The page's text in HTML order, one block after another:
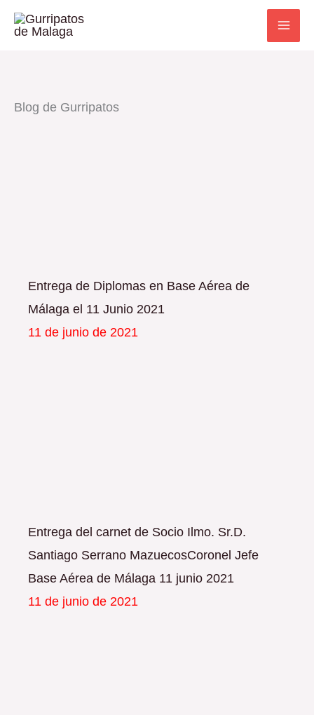
Blog de Gurripatos
Entrega de Diplomas en Base Aérea de
Málaga el 11 Junio 2021
11 de junio de 2021
Entrega del carnet de Socio Ilmo. Sr.D.
Santiago Serrano MazuecosCoronel Jefe
Base Aérea de Málaga 11 junio 2021
11 de junio de 2021